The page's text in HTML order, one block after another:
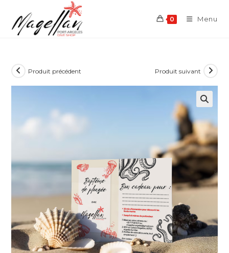
content
0 Menu
Produit précédent Produit suivant